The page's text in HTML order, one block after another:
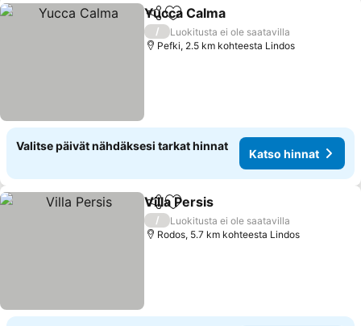
Jaa Lisää suosikkeihin
Yucca Calma
/
Luokitusta ei ole saatavilla
Pefki, 2.5 km kohteesta Lindos
Valitse päivät nähdäksesi tarkat hinnat
Katso hinnat
Jaa Lisää suosikkeihin
Villa Persis
/
Luokitusta ei ole saatavilla
Rodos, 5.7 km kohteesta Lindos